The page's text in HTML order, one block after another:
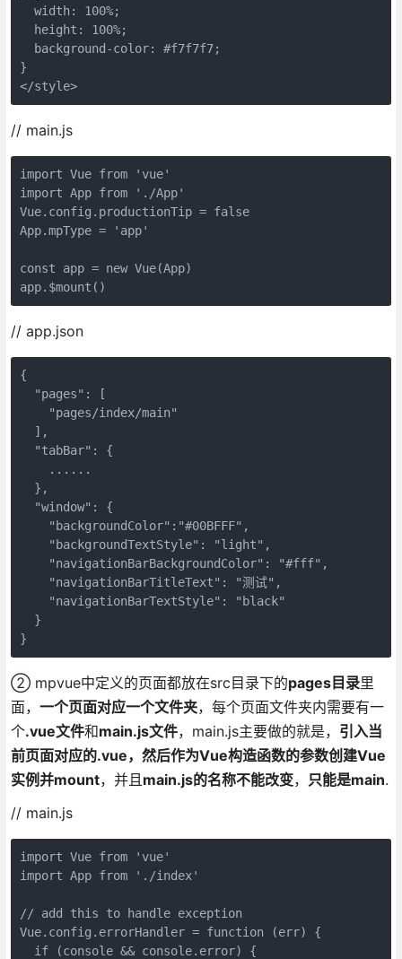
  width: 100%;
  height: 100%;
  background-color: #f7f7f7;
}
</style>
// main.js
import Vue from 'vue'
import App from './App'
Vue.config.productionTip = false
App.mpType = 'app'
const app = new Vue(App)
app.$mount()
// app.json
{
  "pages": [
    "pages/index/main"
  ],
  "tabBar": {
    ......
  },
  "window": {
    "backgroundColor":"#00BFFF",
    "backgroundTextStyle": "light",
    "navigationBarBackgroundColor": "#fff",
    "navigationBarTitleText": "测试",
    "navigationBarTextStyle": "black"
  }
② mpvue中定义的页面都放在src目录下的pages目录里
面， 一个页面对应一个文件夹，每个页面文件夹内需要有一
个.vue文件和main.js文件，main.js主要做的就是， 引入当
前页面对应的.vue，然后作为Vue构造函数的参数创建Vue
实例并mount，并且 main.js的名称不能改变， 只能是main.
// main.js
import Vue from 'vue'
import App from './index'
// add this to handle exception
Vue.config.errorHandler = function (err) {
  if (console && console.error) {